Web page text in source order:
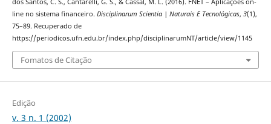
dos Santos, C. S., Cantarelli, G. S., & Cassal, M. L. (2016). FNET – Aplicações on-
line no sistema financeiro. Disciplinarum Scientia | Naturais E Tecnológicas, 3(1),
75–89. Recuperado de
https://periodicos.ufn.edu.br/index.php/disciplinarumNT/article/view/1145
Fomatos de Citação
Edição
v. 3 n. 1 (2002)